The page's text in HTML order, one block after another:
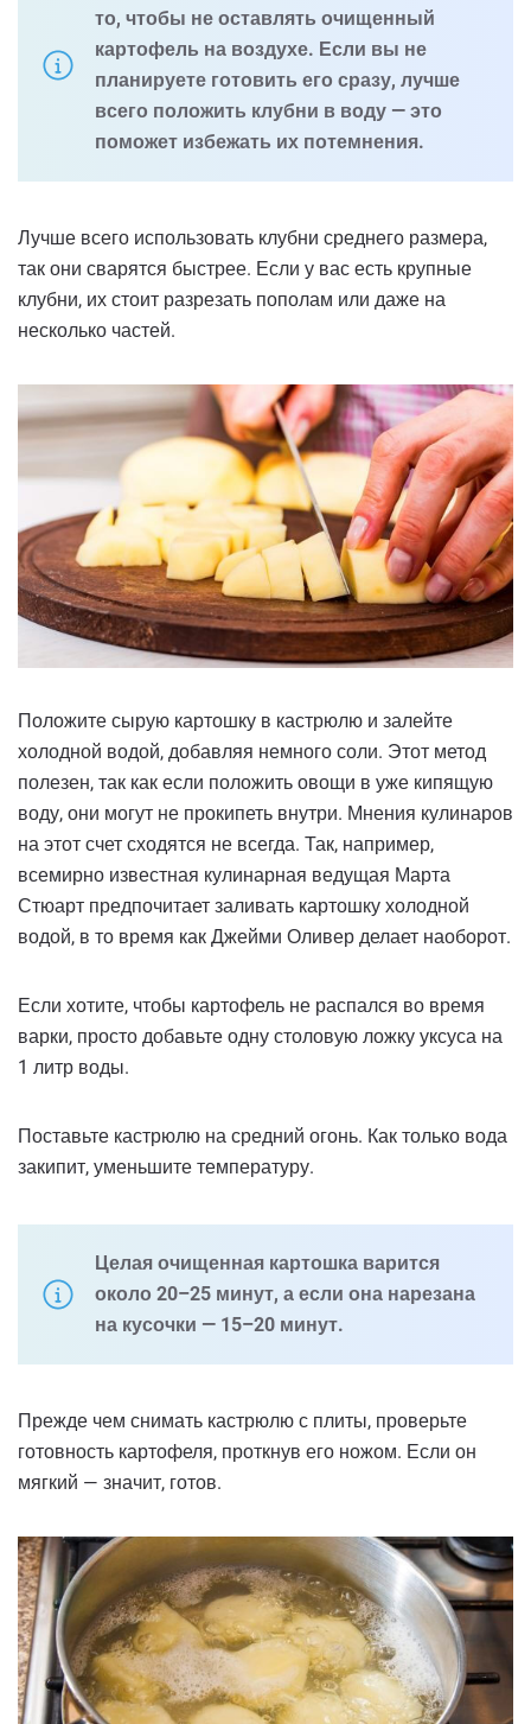
то, чтобы не оставлять очищенный
картофель на воздухе. Если вы не
планируете готовить его сразу, лучше
всего положить клубни в воду — это
поможет избежать их потемнения.
Лучше всего использовать клубни среднего размера,
так они сварятся быстрее. Если у вас есть крупные
клубни, их стоит разрезать пополам или даже на
несколько частей.
Положите сырую картошку в кастрюлю и залейте
холодной водой, добавляя немного соли. Этот метод
полезен, так как если положить овощи в уже кипящую
воду, они могут не прокипеть внутри. Мнения кулинаров
на этот счет сходятся не всегда. Так, например,
всемирно известная кулинарная ведущая Марта
Стюарт предпочитает заливать картошку холодной
водой, в то время как Джейми Оливер делает наоборот.
Если хотите, чтобы картофель не распался во время
варки, просто добавьте одну столовую ложку уксуса на
1 литр воды.
Поставьте кастрюлю на средний огонь. Как только вода
закипит, уменьшите температуру.
Целая очищенная картошка варится
около 20–25 минут, а если она нарезана
на кусочки — 15–20 минут.
Прежде чем снимать кастрюлю с плиты, проверьте
готовность картофеля, проткнув его ножом. Если он
мягкий — значит, готов.